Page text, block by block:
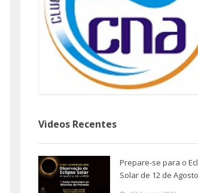
Videos Recentes
Prepare-se para o
Solar de 12 de Agosto